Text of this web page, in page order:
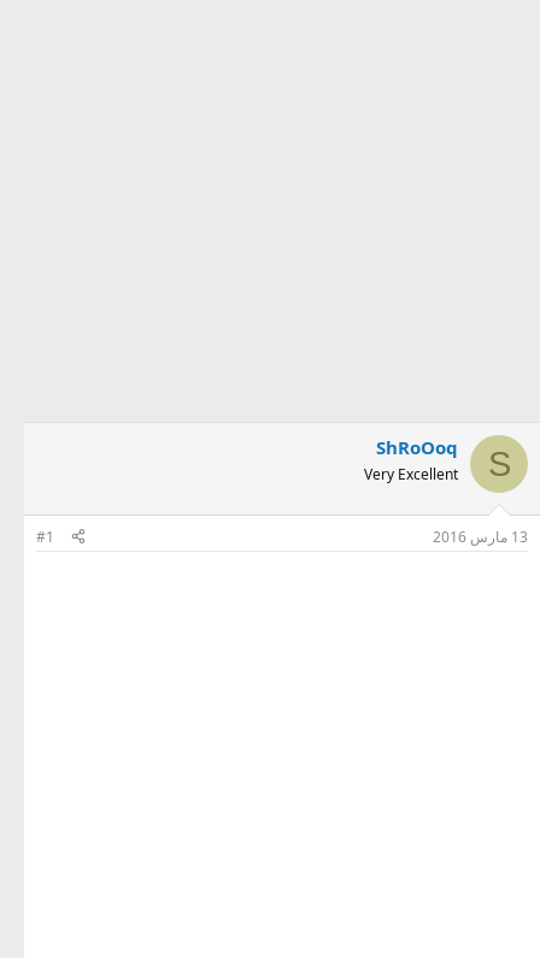
S
ShRoOoq
Very Excellent
13 مارس 2016 #1